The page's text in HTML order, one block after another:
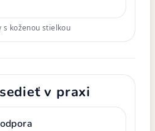
s koženou stielkou
v praxi